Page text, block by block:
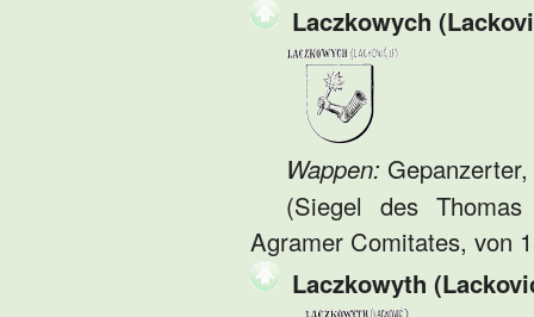
Laczkowych
Wappen:
(Siegel des
Agramer Comitates, von
Laczkowyth